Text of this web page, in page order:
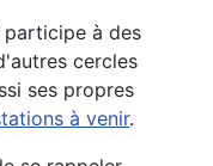
participe à des
cercles
ses propres
à venir.